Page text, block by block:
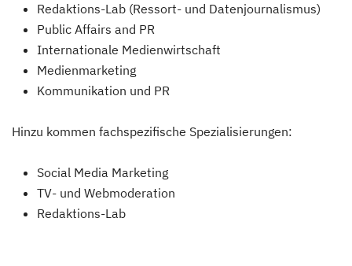
Redaktions-Lab (Ressort- und Datenjournalismus)
Public Affairs and PR
Internationale Medienwirtschaft
Medienmarketing
Kommunikation und PR
Hinzu kommen fachspezifische Spezialisierungen:
Social Media Marketing
TV- und Webmoderation
Redaktions-Lab